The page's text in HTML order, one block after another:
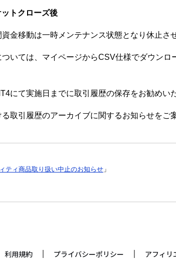
トクローズ後
金移動は一時メンテナンス状態となり休止さ
いては、マイページからCSV仕様でダウン
にて実施日までに取引履歴の保存をお勧めい
取引履歴のアーカイブに関するお知らせをご
ティ商品取り扱い中止のお知らせ 」
利用規約 プライバシーポリシー アフィリ